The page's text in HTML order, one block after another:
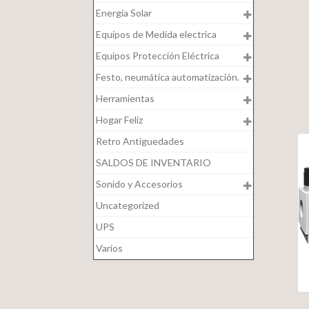
Energía Solar
Equipos de Medida electrica
Equipos Protección Eléctrica
Festo, neumática automatización.
Herramientas
Hogar Feliz
Retro Antiguedades
SALDOS DE INVENTARIO
Sonido y Accesorios
Uncategorized
UPS
Varios